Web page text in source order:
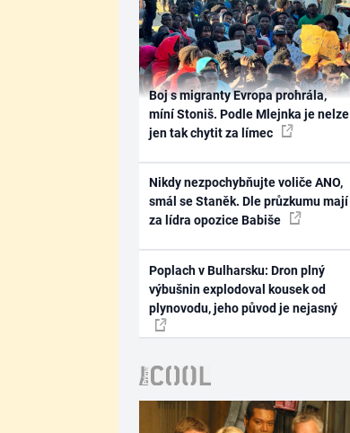
Boj s migranty Evropa prohrála,
míní Stoniš. Podle Mlejnka je nelze
jen tak chytit za límec
Nikdy nezpochybňujte voliče ANO,
smál se Staněk. Dle průzkumu mají
za lídra opozice Babiše
Poplach v Bulharsku: Dron plný
výbušnin explodoval kousek od
plynovodu, jeho původ je nejasný